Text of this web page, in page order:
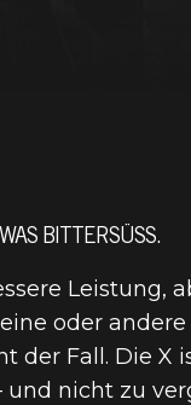
BITTERSÜSS.
Leistung,
oder
der Fall. Die X
nicht zu